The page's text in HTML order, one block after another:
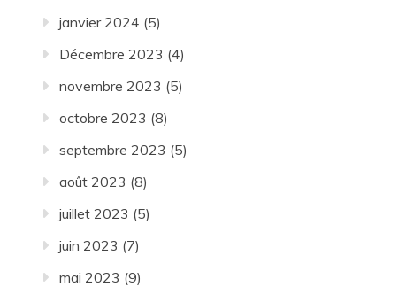
janvier 2024 (5)
Décembre 2023 (4)
novembre 2023 (5)
octobre 2023 (8)
septembre 2023 (5)
août 2023 (8)
juillet 2023 (5)
juin 2023 (7)
mai 2023 (9)